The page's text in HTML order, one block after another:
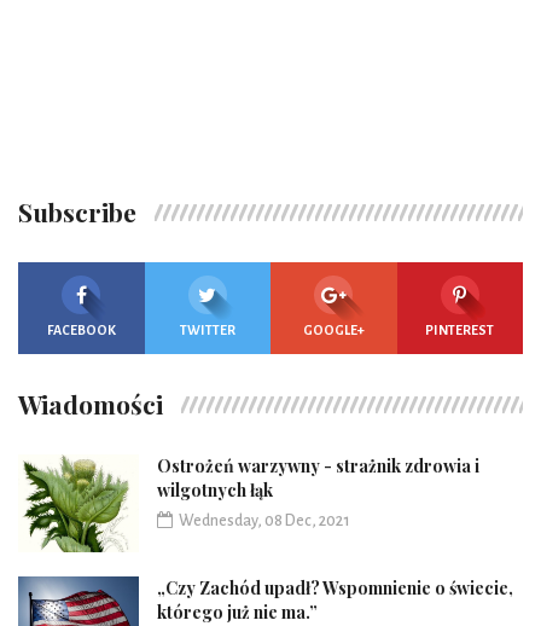
Subscribe
FACEBOOK TWITTER GOOGLE+ PINTEREST
Wiadomości
Ostrożeń warzywny - strażnik zdrowia i
wilgotnych łąk
Wednesday, 08 Dec, 2021
„Czy Zachód upadł? Wspomnienie o świecie,
którego już nie ma.”